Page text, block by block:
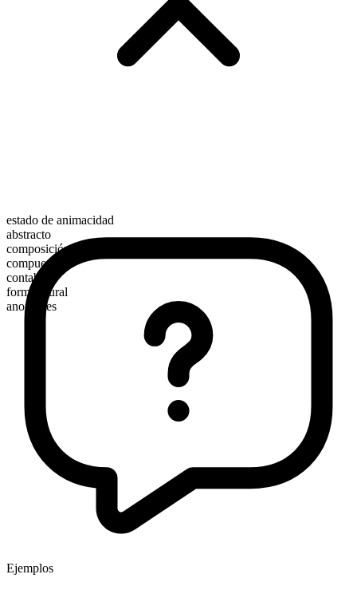
estado de animacidad
abstracto
composición morfológica
compuesto
contable
forma plural
anomalies
Ejemplos